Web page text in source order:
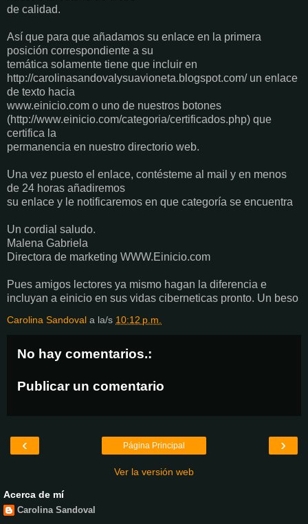
de calidad.
Así que para que añadamos su enlace en la primera
posición correspondiente a su
temática solamente tiene que incluir en
http://carolinasandovalysuavioneta.blogspot.com/ un enlace
de texto hacia
www.einicio.com o uno de nuestros botones
(http://www.einicio.com/categoria/certificados.php) que
certifica la
permanencia en nuestro directorio web.
Una vez puesto el enlace, contésteme al mail y en menos
de 24 horas añadiremos
su enlace y le notificaremos en que categoría se encuentra
Un cordial saludo.
Malena Gabriela
Directora de marketing WWW.Einicio.com
Pues amigos lectores ya mismo hagan la diferencia e
incluyan a einicio en sus vidas ciberneticas pronto. Un beso
Carolina Sandoval a la/s 10:12 p.m.
No hay comentarios.:
Publicar un comentario
‹ ›
Página Principal
Ver la versión web
Acerca de mí
Carolina Sandoval